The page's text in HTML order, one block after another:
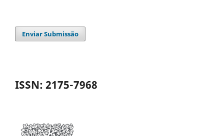
Enviar Submissão
ISSN: 2175-7968